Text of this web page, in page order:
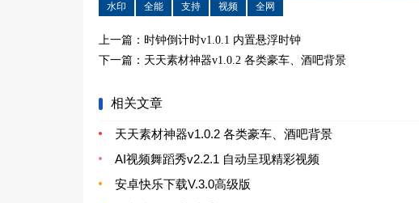
水印 全能 支持 视频 全网
上一篇： 时钟倒计时v1.0.1 内置悬浮时钟
下一篇： 天天素材神器v1.0.2 各类豪车、酒吧背景
相关文章
天天素材神器v1.0.2 各类豪车、酒吧背景
AI视频舞蹈秀v2.2.1 自动呈现精彩视频
安卓快乐下载V.3.0高级版